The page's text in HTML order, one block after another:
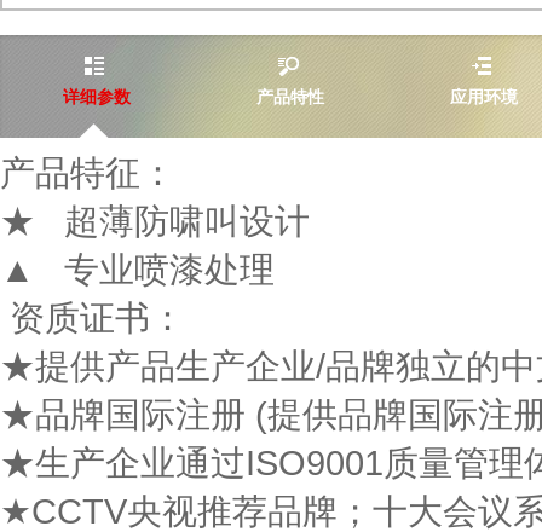
详细参数 产品特性 应用环境
产品特征：
★ 超薄防啸叫设计
▲ 专业喷漆处理
资质证书：
★提供产品生产企业/品牌独立的
★品牌国际注册 (提供品牌国际注
★生产企业通过ISO9001质量管理
★CCTV央视推荐品牌；十大会议